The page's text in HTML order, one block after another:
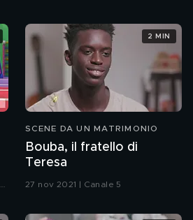
SCENE DA UN MATRIMONIO
Bouba, il fratello di
Teresa
27 nov 2021 | Canale 5
2 MIN